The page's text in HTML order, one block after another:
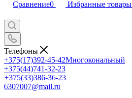
Сравнение0 Избранные товары
Телефоны
+375(17)392-45-42Многокональный
+375(44)741-32-23
+375(33)386-36-23
6307007@mail.ru